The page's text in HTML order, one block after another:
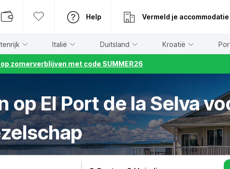
Help Vermeld je accommodatie
Italië Duitsland Kroatië
zomerverblijven met code SUMMER26
El Port de la Selva